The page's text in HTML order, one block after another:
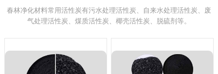
春林净化材料常用活性炭有污水处理活性炭、自来水处理活性炭、废
气处理活性炭、煤质活性炭、椰壳活性炭、脱硫剂等。